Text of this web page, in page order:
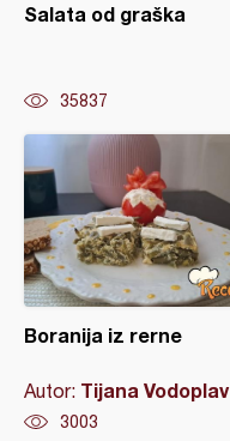
Salata od graška
35837
Boranija iz rerne
Autor: Tijana Vodoplav
3003